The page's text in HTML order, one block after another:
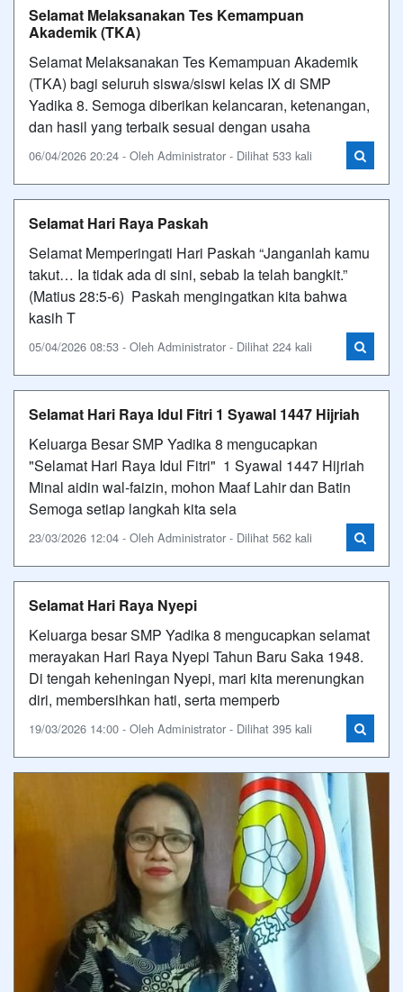
Selamat Melaksanakan Tes Kemampuan
Akademik (TKA)
Selamat Melaksanakan Tes Kemampuan Akademik
(TKA) bagi seluruh siswa/siswi kelas IX di SMP
Yadika 8. Semoga diberikan kelancaran, ketenangan,
dan hasil yang terbaik sesuai dengan usaha
06/04/2026 20:24 - Oleh Administrator - Dilihat 533 kali
Selamat Hari Raya Paskah
Selamat Memperingati Hari Paskah “Janganlah kamu
takut… Ia tidak ada di sini, sebab Ia telah bangkit.”
(Matius 28:5-6) Paskah mengingatkan kita bahwa
kasih T
05/04/2026 08:53 - Oleh Administrator - Dilihat 224 kali
Selamat Hari Raya Idul Fitri 1 Syawal 1447 Hijriah
Keluarga Besar SMP Yadika 8 mengucapkan
"Selamat Hari Raya Idul Fitri" 1 Syawal 1447 Hijriah
Minal aidin wal-faizin, mohon Maaf Lahir dan Batin
Semoga setiap langkah kita sela
23/03/2026 12:04 - Oleh Administrator - Dilihat 562 kali
Selamat Hari Raya Nyepi
Keluarga besar SMP Yadika 8 mengucapkan selamat
merayakan Hari Raya Nyepi Tahun Baru Saka 1948.
Di tengah keheningan Nyepi, mari kita merenungkan
diri, membersihkan hati, serta memperb
19/03/2026 14:00 - Oleh Administrator - Dilihat 395 kali